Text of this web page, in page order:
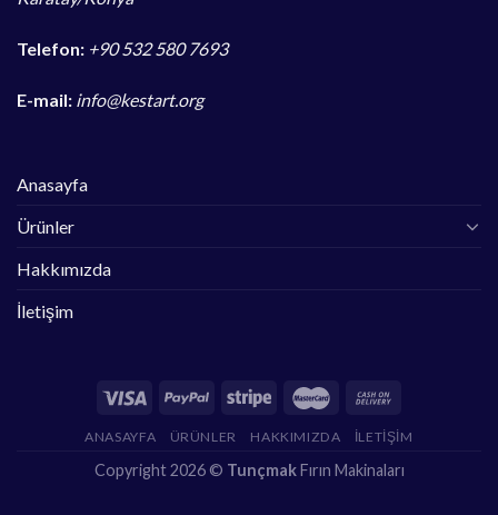
Telefon: +90 532 580 7693
E-mail: info@kestart.org
Anasayfa
Ürünler
Hakkımızda
İletişim
ANASAYFA ÜRÜNLER HAKKIMIZDA İLETIŞIM
Copyright 2026 © TunçmakFırın Makinaları